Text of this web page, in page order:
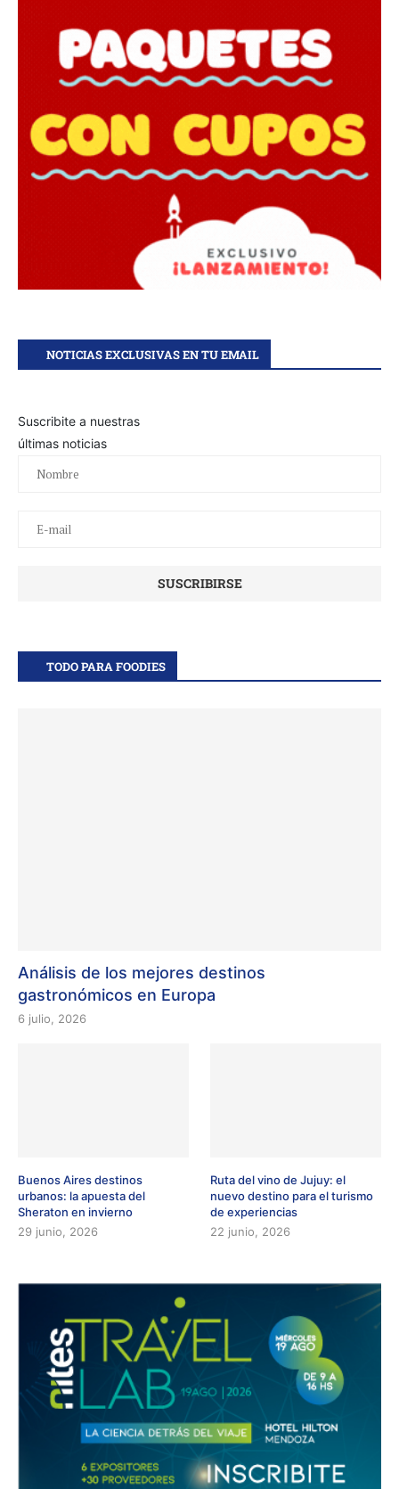
NOTICIAS EXCLUSIVAS EN TU EMAIL
Suscribite a nuestras
últimas noticias
TODO PARA FOODIES
Análisis de los mejores destinos
gastronómicos en Europa
6 julio, 2026
Buenos Aires destinos
urbanos: la apuesta del
Sheraton en invierno
29 junio, 2026
Ruta del vino de Jujuy: el
nuevo destino para el turismo
de experiencias
22 junio, 2026